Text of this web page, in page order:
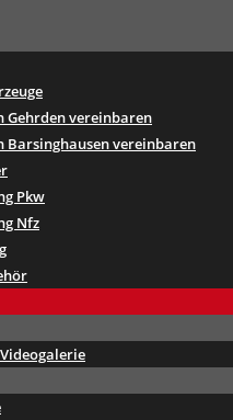
vereinbaren
vereinbaren
Pkw
Nfz